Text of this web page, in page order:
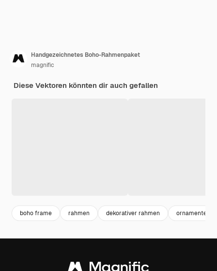
Handgezeichnetes Boho-Rahmenpaket
magnific
Diese Vektoren könnten dir auch gefallen
boho frame rahmen dekorativer rahmen ornamente